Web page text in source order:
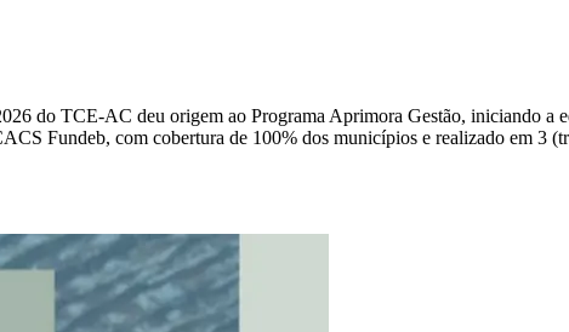
do TCE-AC deu origem ao Programa Aprimora Gestão, iniciando a
Fundeb, com cobertura de 100% dos municípios e realizado em 3